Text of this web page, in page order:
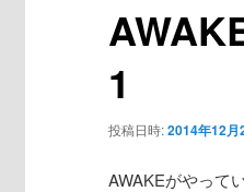
ン
1
投稿日時:2014年12月
AWAKEがやって